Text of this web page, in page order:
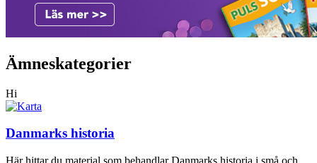
Ämneskategorier
Hi
Danmarks historia